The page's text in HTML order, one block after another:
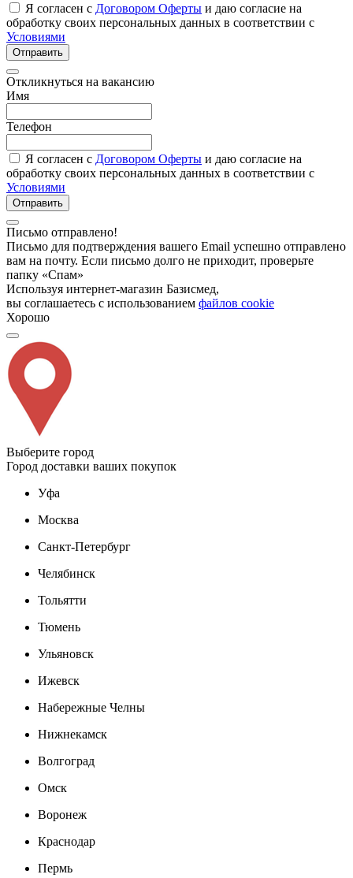
Я согласен с Договором Оферты и даю согласие на
обработку своих персональных данных в соответствии с
Условиями
Отправить
Откликнуться на вакансию
Имя
Телефон
Я согласен с Договором Оферты и даю согласие на
обработку своих персональных данных в соответствии с
Условиями
Отправить
Письмо отправлено!
Письмо для подтверждения вашего Email успешно отправлено
вам на почту. Если письмо долго не приходит, проверьте
папку «Спам»
Используя интернет-магазин Базисмед,
вы соглашаетесь с использованием файлов cookie
Хорошо
Выберите город
Город доставки ваших покупок
Уфа
Москва
Санкт-Петербург
Челябинск
Тольятти
Тюмень
Ульяновск
Ижевск
Набережные Челны
Нижнекамск
Волгоград
Омск
Воронеж
Краснодар
Пермь